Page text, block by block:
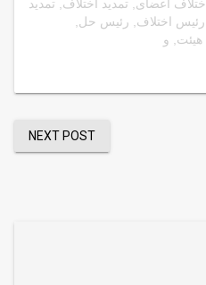
اختلاف اعضای تمدید اختلاف
تمدید
رئیس اختلاف رئیس حل
هیئت و
NEXT POST